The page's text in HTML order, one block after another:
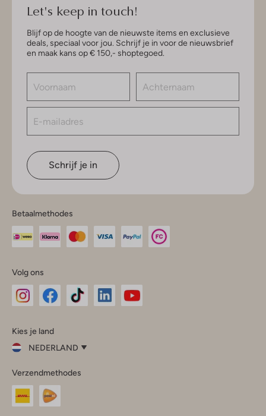
Let's keep in touch!
Blijf op de hoogte van de nieuwste items en exclusieve
deals, speciaal voor jou. Schrijf je in voor de nieuwsbrief
en maak kans op € 150,- shoptegoed.
Schrijf je in
Betaalmethodes
Volg ons
InstagramFacebook
Kies je land
NEDERLAND
je
land
Nederland
Verzendmethodes